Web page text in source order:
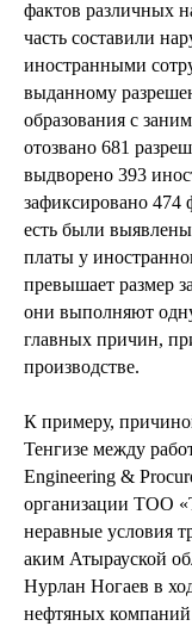
фактов различных
часть составили
иностранными
выданному
образования с
отозвано 681
выдворено 393
зафиксировано 474
есть были выявлены
платы у
превышает размер
они выполняют
главных причин,
производстве.
К примеру,
Тенгизе между
Engineering &
организации ТОО
неравные условия
аким Атырауской
Нурлан Ногаев в
нефтяных